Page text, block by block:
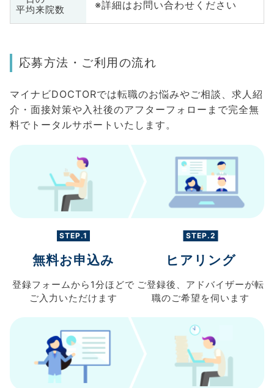
平均来院数
※詳細はお問い合わせください
応募方法・ご利用の流れ
マイナビDOCTORでは転職のお悩みやご相談、求人紹
介・面接対策や入社後のアフターフォローまで完全無
料でトータルサポートいたします。
STEP.1
無料お申込み
登録フォームから 1分ほどで
ご入力 いただけます
STEP.2
ヒアリング
ご登録後、 アドバイザーが転
職のご希望を伺います